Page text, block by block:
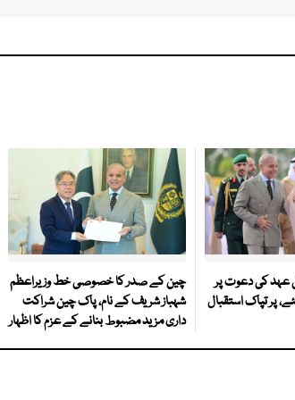
عہد کی دعوت پر
پر تپاک استقبال
چین کے صدر کا خصوصی خط وزیراعظم
شہباز شریف کے نام، پاک چین شراکت
داری مزید مضبوط بنانے کے عزم کا اظہار